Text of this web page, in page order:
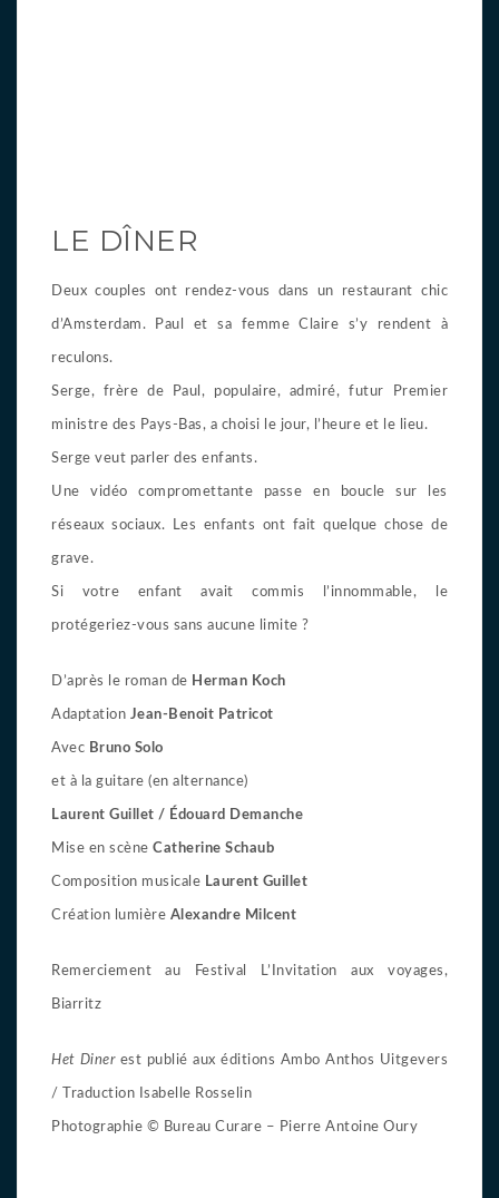
LE DÎNER
Deux couples ont rendez-vous dans un restaurant chic
d’Amsterdam. Paul et sa femme Claire s’y rendent à
reculons.
Serge, frère de Paul, populaire, admiré, futur Premier
ministre des Pays-Bas, a choisi le jour, l’heure et le lieu.
Serge veut parler des enfants.
Une vidéo compromettante passe en boucle sur les
réseaux sociaux. Les enfants ont fait quelque chose de
grave.
Si votre enfant avait commis l’innommable, le
protégeriez-vous sans aucune limite ?
D’après le roman de Herman Koch
Adaptation Jean-Benoit Patricot
Avec Bruno Solo
et à la guitare (en alternance)
Laurent Guillet / Édouard Demanche
Mise en scène Catherine Schaub
Composition musicale Laurent Guillet
Création lumière Alexandre Milcent
Remerciement au Festival L’Invitation aux voyages,
Biarritz
Het Dinerest publié aux éditions Ambo Anthos Uitgevers
/ Traduction Isabelle Rosselin
Photographie © Bureau Curare – Pierre Antoine Oury